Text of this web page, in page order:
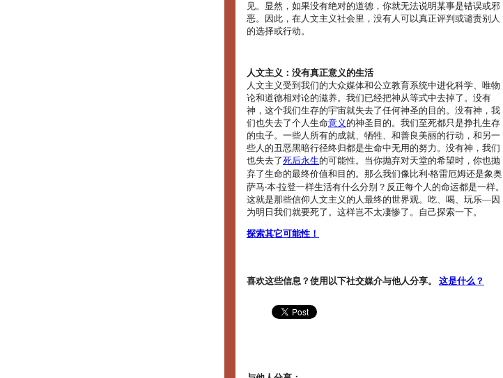
见。显然，如果没有绝对的道德，你就无法说明某事是错误或邪
恶。因此，在人文主义社会里，没有人可以真正评判或谴责别人
的选择或行动。
人文主义：没有真正意义的生活
人文主义受到我们的大众媒体和公立教育系统中进化科学、唯物
论和道德相对论的滋养。我们已经把神从等式中去掉了。没有
神，这个我们生存的宇宙就失去了任何神圣的目的。没有神，我
们也失去了个人生命意义 的神圣目的。我们至死都只是挣扎生存
的虫子。一些人所有的成就、牺牲、和善良美丽的行动，和另一
些人的丑恶黑暗行径终归都是生命中无用的努力。没有神，我们
也失去了死后永生的可能性。当你抛弃对天堂的希望时，你也抛
弃了生命的最终价值和目的。那么我们像比利‧格雷厄姆还是象奥
萨马‧本‧拉登一样生活有什么分别？反正每个人的命运都是一样。
这就是那些信仰人文主义的人最终的世界观。吃、喝、玩乐―因
为明日我们就要死了。这样岂不太凄惨了。自己探索一下。
探索其它可能性！
喜欢这些信息？使用以下社交媒介与他人分享。 这是什么？